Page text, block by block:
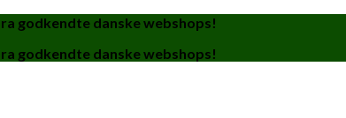
godkendte danske webshops!
godkendte danske webshops!